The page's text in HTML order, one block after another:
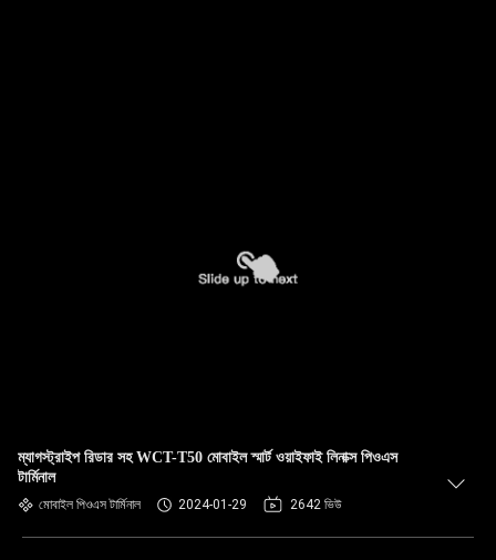
ম্যাগস্ট্রাইপ রিডার সহ WCT-T50 মোবাইল স্মার্ট ওয়াইফাই লিনাক্স পিওএস
টার্মিনাল
মোবাইল পিওএস টার্মিনাল 2024-01-29 2642 ভিউ